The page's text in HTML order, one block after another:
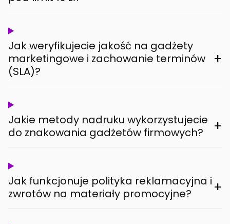
Jak weryfikujecie jakość na gadżety
marketingowe i zachowanie terminów
(SLA)?
+
Jakie metody nadruku wykorzystujecie
do znakowania gadżetów firmowych?
+
Jak funkcjonuje polityka reklamacyjna i
zwrotów na materiały promocyjne?
+